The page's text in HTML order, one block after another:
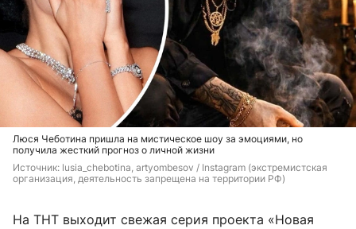
Люся Чеботина пришла на мистическое шоу за эмоциями, но
получила жесткий прогноз о личной жизни
Источник: lusia_chebotina, artyombesov / Instagram (экстремистская
организация, деятельность запрещена на территории РФ)
На ТНТ выходит свежая серия проекта «Новая